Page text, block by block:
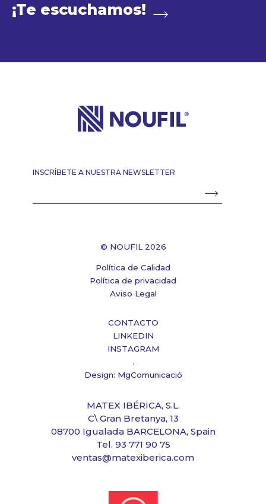
¡Te escuchamos!
MATEX IBÉRICA, S.L.
C\ Gran Bretanya, 13
08700 Igualada BARCELONA, Spain
Tel. 93 771 90 75
ventas@matexiberica.com
INSCRÍBETE A NUESTRA NEWSLETTER
© NOUFIL 2026
Política de Calidad
Política de privacidad
Aviso Legal
CONTACTO
LINKEDIN
INSTAGRAM
.
Design: MgComunicació